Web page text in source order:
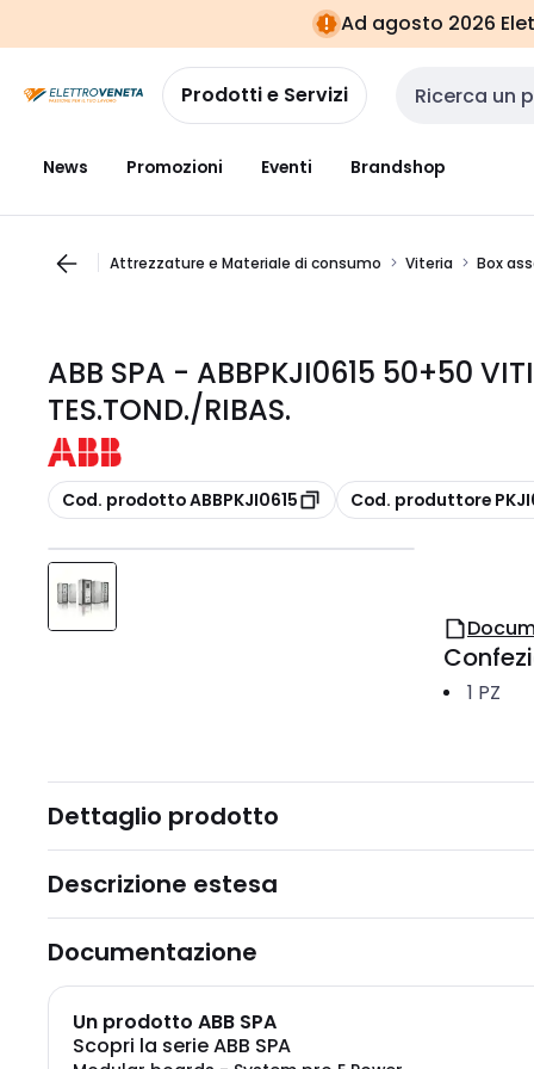
navigazionealla
pagina
Ad agosto 2026
Prodotti e Servizi Cerca input
News Promozioni Eventi Brandshop
Attrezzature e Materiale di consumo Viteria Box
ABB SPA - ABBPKJI0615 50+50
TES.TOND./RIBAS.
copia
Cod. prodotto ABBPKJI0615 copia
Cod. produttore
1 PZ
Dettaglio prodotto
Descrizione estesa
Documentazione
Un prodotto ABB SPA
Scopri la serie ABB SPA